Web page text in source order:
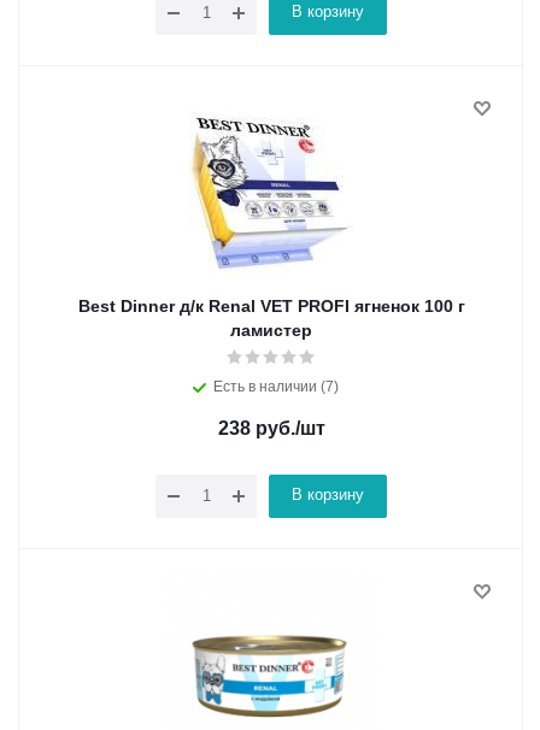
В корзину
Best Dinner д/к Renal VET PROFI ягненок 100 г
ламистер
Есть в наличии (7)
238руб./шт
В корзину